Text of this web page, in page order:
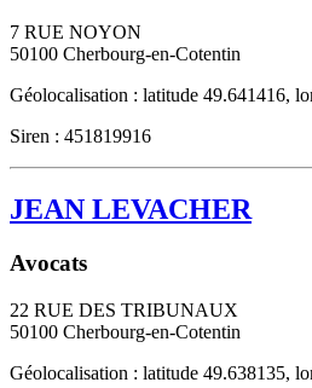
7 RUE NOYON
50100 Cherbourg-en-Cotentin
Géolocalisation : latitude 49.641416,
Siren : 451819916
JEAN LEVACHER
Avocats
22 RUE DES TRIBUNAUX
50100 Cherbourg-en-Cotentin
Géolocalisation : latitude 49.638135,